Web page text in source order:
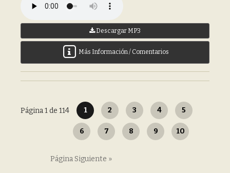
Descargar MP3
Más Información / Comentarios
Página 1 de 114 1 2 3 4 5
6 7 8 9 10
Página Siguiente »